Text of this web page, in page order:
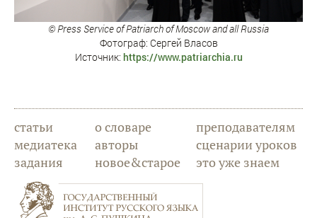
© Press Service of Patriarch of Moscow and all Russia
Фотограф: Сергей Власов
Источник: https://www.patriarchia.ru
статьи
медиатека
задания
о словаре
авторы
новое&старое
преподавателям
сценарии уроков
это уже знаем